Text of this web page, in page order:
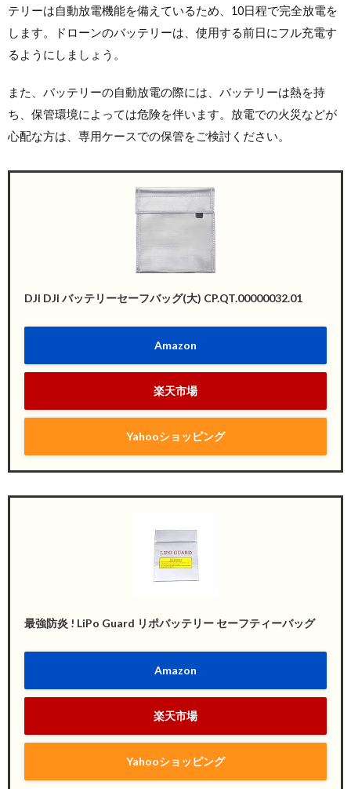
テリーは自動放電機能を備えているため、10日程で完全放電を
します。ドローンのバッテリーは、使用する前日にフル充電す
るようにしましょう。
また、バッテリーの自動放電の際には、バッテリーは熱を持
ち、保管環境によっては危険を伴います。放電での火災などが
心配な方は、専用ケースでの保管をご検討ください。
DJI DJI バッテリーセーフバッグ(大) CP.QT.00000032.01
Amazon
楽天市場
Yahooショッピング
最強防炎 ! LiPo Guard リポバッテリー セーフティーバッグ
Amazon
楽天市場
Yahooショッピング